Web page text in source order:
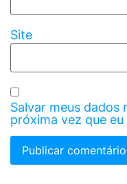
Site
Salvar meus dados
próxima vez que